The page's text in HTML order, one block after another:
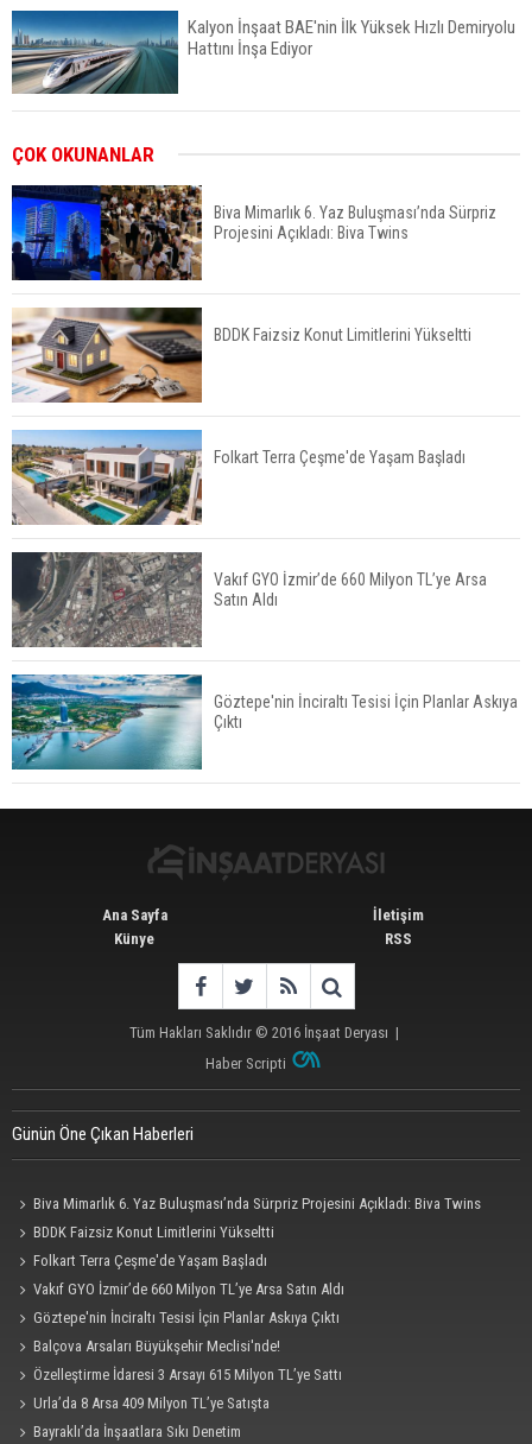
Kalyon İnşaat BAE'nin İlk Yüksek Hızlı Demiryolu
Hattını İnşa Ediyor
TOKİ 51 İlde 540 Konut ve İş Yerini Satışa
Sunuyor
Yatırımcıların Bina Tercihi Değişiyor: Dijital Altyapı
Öne Çıkıyor
TOKİ'nin Kiralık Sosyal Konut Modeli Kiraları
Düşürür Mü?
İkinci El Konut Fiyatları İspanya'da Bir Yılda
Yüzde 16,2 Arttı
Konut Satışları Güçlü Seyrini Korudu Yabancıya
Satış Geriledi
ÇOK OKUNANLAR
Biva Mimarlık 6. Yaz Buluşması’nda Sürpriz
Projesini Açıkladı: Biva Twins
BDDK Faizsiz Konut Limitlerini Yükseltti
Folkart Terra Çeşme'de Yaşam Başladı
Vakıf GYO İzmir’de 660 Milyon TL’ye Arsa
Satın Aldı
Göztepe'nin İnciraltı Tesisi İçin Planlar Askıya
Çıktı
Ana Sayfa
Künye
İletişim
RSS
Tüm Hakları Saklıdır © 2016 İnşaat Deryası |
Haber Scripti
Günün Öne Çıkan Haberleri
Biva Mimarlık 6. Yaz Buluşması’nda Sürpriz Projesini Açıkladı: Biva Twins
BDDK Faizsiz Konut Limitlerini Yükseltti
Folkart Terra Çeşme'de Yaşam Başladı
Vakıf GYO İzmir’de 660 Milyon TL’ye Arsa Satın Aldı
Göztepe'nin İnciraltı Tesisi İçin Planlar Askıya Çıktı
Balçova Arsaları Büyükşehir Meclisi'nde!
Özelleştirme İdaresi 3 Arsayı 615 Milyon TL’ye Sattı
Urla’da 8 Arsa 409 Milyon TL’ye Satışta
Bayraklı’da İnşaatlara Sıkı Denetim